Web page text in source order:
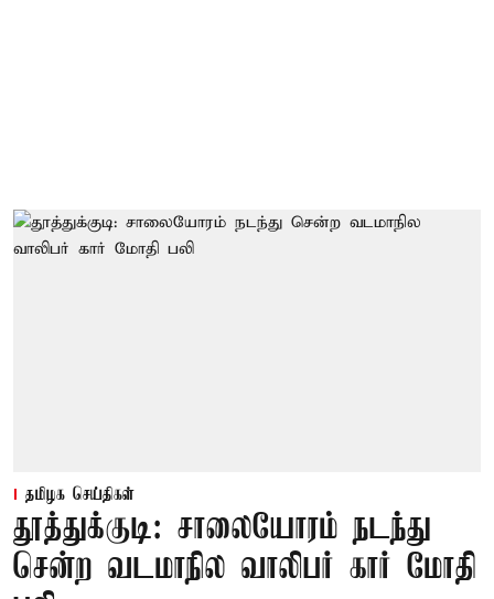
தமிழக செய்திகள்
தூத்துக்குடி: சாலையோரம் நடந்து
சென்ற வடமாநில வாலிபர் கார் மோதி